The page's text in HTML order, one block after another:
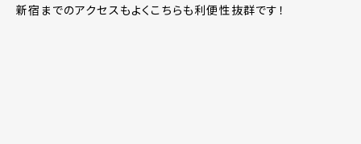
新宿までのアクセスもよくこちらも利便性抜群です！